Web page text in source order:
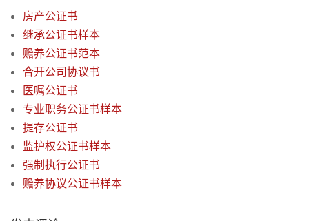
房产公证书
继承公证书样本
赡养公证书范本
合开公司协议书
医嘱公证书
专业职务公证书样本
提存公证书
监护权公证书样本
强制执行公证书
赡养协议公证书样本